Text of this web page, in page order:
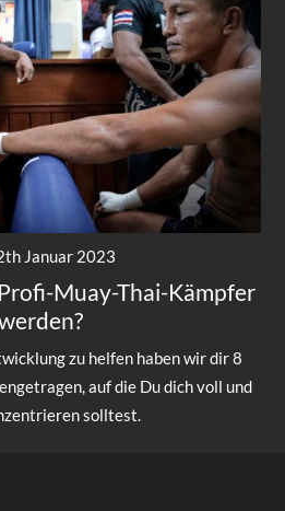
Januar 2023
Muay-Thai-Kämpfer
zu helfen haben wir dir 8
auf die Du dich voll und
solltest.